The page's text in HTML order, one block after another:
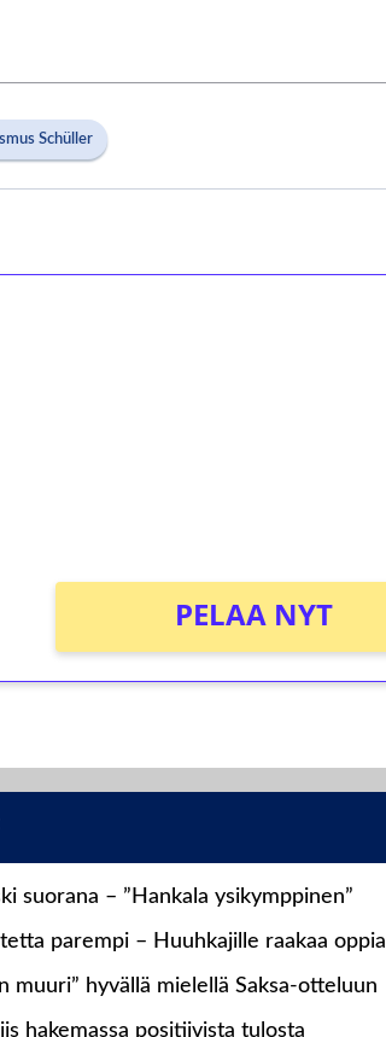
Schüller
PELAA NYT
suorana – ”Hankala ysikymppinen”
parempi – Huuhkajille raakaa oppia
muuri” hyvällä mielellä Saksa-otteluun
hakemassa positiivista tulosta